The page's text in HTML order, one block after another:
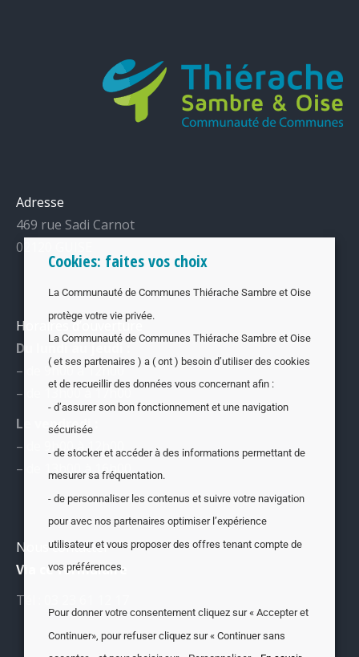
Adresse
469 rue Sadi Carnot
02120 GUISE
Horaires d’ouverture
Du lundi au jeudi :
– de 9h00 à 12h00
– de 13h00 à 17h00
Le vendredi :
– de 9h00 à 12h00
– de 13h00 à 16h00
Nous contacter
Via ce formulaire
Tél : 03 23 61 12 17
Cookies: faites vos choix
La Communauté de Communes Thiérache Sambre et Oise
protège votre vie privée.
La Communauté de Communes Thiérache Sambre et Oise
( et ses partenaires ) a ( ont ) besoin d’utiliser des cookies
et de recueillir des données vous concernant afin :
- d’assurer son bon fonctionnement et une navigation
sécurisée
- de stocker et accéder à des informations permettant de
mesurer sa fréquentation.
- de personnaliser les contenus et suivre votre navigation
pour avec nos partenaires optimiser l’expérience
utilisateur et vous proposer des offres tenant compte de
vos préférences.
Pour donner votre consentement cliquez sur « Accepter et
Continuer», pour refuser cliquez sur « Continuer sans